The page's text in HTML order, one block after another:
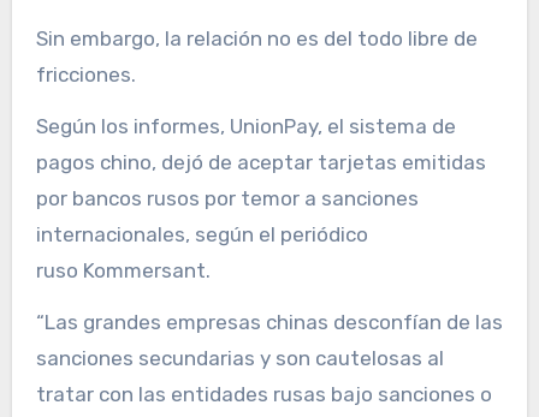
Sin embargo, la relación no es del todo libre de
fricciones.
Según los informes, UnionPay, el sistema de
pagos chino, dejó de aceptar tarjetas emitidas
por bancos rusos por temor a sanciones
internacionales, según el periódico
ruso Kommersant.
“Las grandes empresas chinas desconfían de las
sanciones secundarias y son cautelosas al
tratar con las entidades rusas bajo sanciones o